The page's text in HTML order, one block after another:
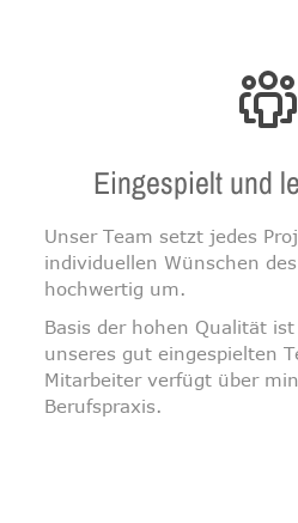
Eingespielt und
Unser Team setzt jedes
individuellen Wünschen
hochwertig um.
Basis der hohen Qualität
unseres gut eingespielten
Mitarbeiter verfügt über
Berufspraxis.